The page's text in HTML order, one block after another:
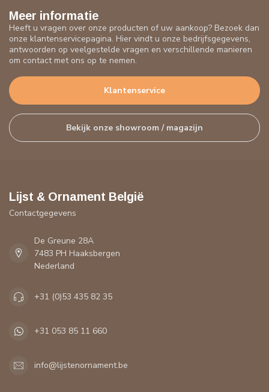
Meer informatie
Heeft u vragen over onze producten of uw aankoop? Bezoek dan
onze klantenservicepagina. Hier vindt u onze bedrijfsgegevens,
antwoorden op veelgestelde vragen en verschillende manieren
om contact met ons op te nemen.
Klantenservice
Bekijk onze showroom / magazijn
Lijst & Ornament België
Contactgegevens
De Greune 28A
7483 PH Haaksbergen
Nederland
+31 (0)53 435 82 35
+31 053 85 11 660
info@lijstenornament.be